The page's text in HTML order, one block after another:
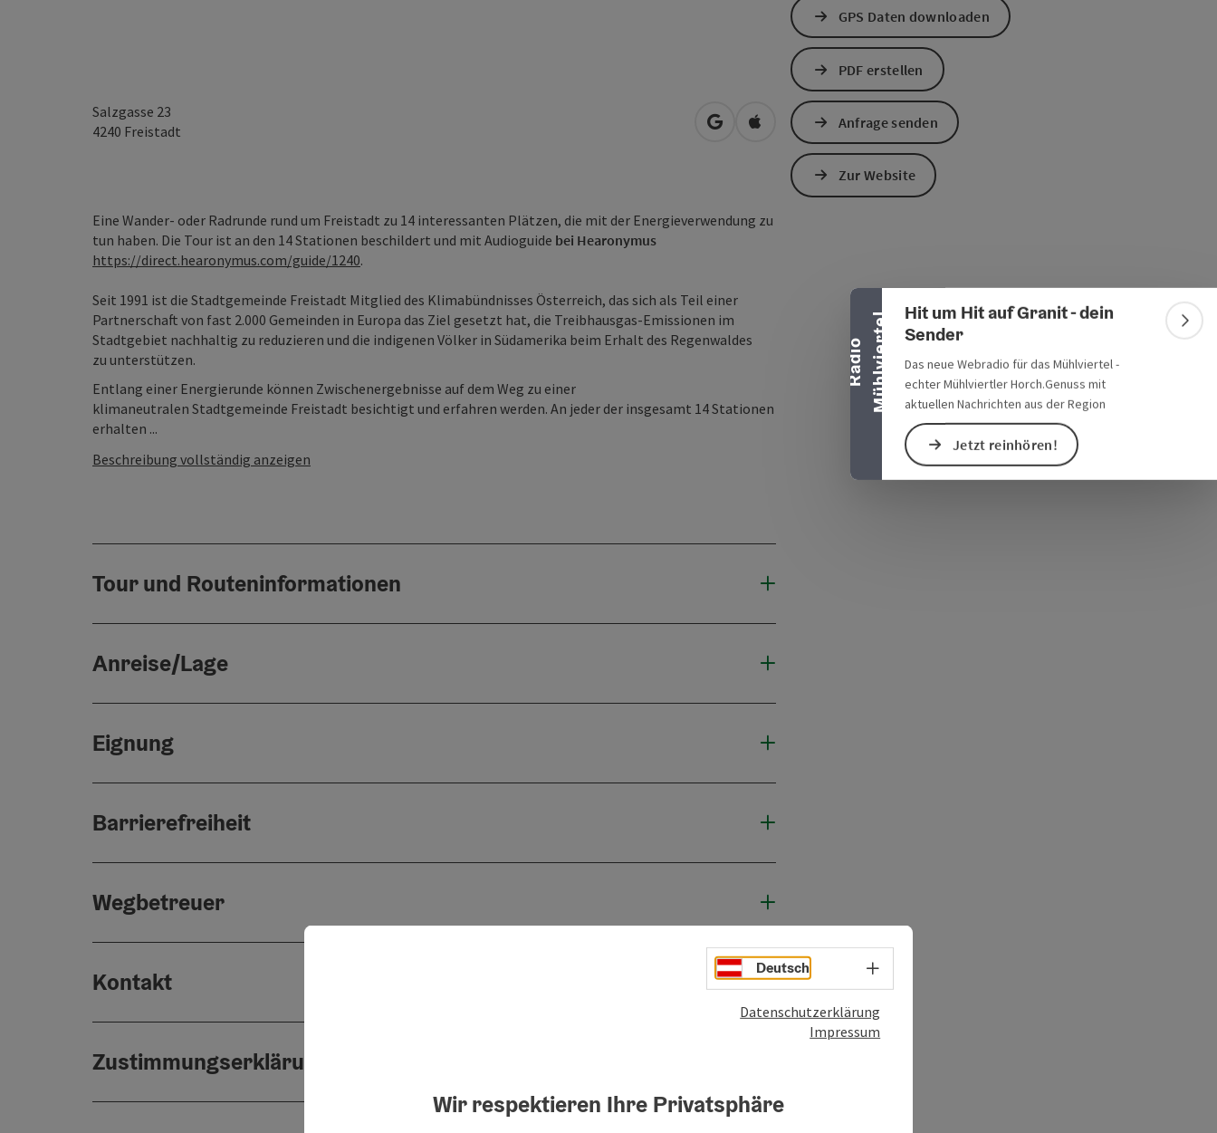
R
a
d
i
o
M
ü
h
l
v
i
e
r
t
e l
Banner einklappen
Hit um Hit auf Granit - dein
Sender
Das neue Webradio für das Mühlviertel -
echter Mühlviertler Horch.Genuss mit
aktuellen Nachrichten aus der Region
Jetzt reinhören!
Salzgasse 23
4240 Freistadt in Google Maps öffnen
in Apple Maps öffnen
Eine Wander- oder Radrunde rund um Freistadt zu 14 interessanten Plätzen, die mit der Energieverwendung zu
tun haben. Die Tour ist an den 14 Stationen beschildert und mit Audioguide bei Hearonymus
https://direct.hearonymus.com/guide/1240.
Seit 1991 ist die Stadtgemeinde Freistadt Mitglied des Klimabündnisses Österreich, das sich als Teil einer
Partnerschaft von fast 2.000 Gemeinden in Europa das Ziel gesetzt hat, die Treibhausgas-Emissionen im
Stadtgebiet nachhaltig zu reduzieren und die indigenen Völker in Südamerika beim Erhalt des Regenwaldes
zu unterstützen.
Entlang einer Energierunde können Zwischenergebnisse auf dem Weg zu einer
klimaneutralen Stadtgemeinde Freistadt besichtigt und erfahren werden. An jeder der insgesamt 14 Stationen
erhalten ...
Beschreibung vollständig anzeigen
Tour und Routeninformationen
Anreise/Lage
Eignung
Barrierefreiheit
Wegbetreuer
Kontakt
Zustimmungserklärung
GPS Daten downloaden
PDF erstellen
Anfrage senden
Zur Website
Deutsch Sprachwahl - Menü öffnen
Datenschutzerklärung
Impressum
Wir respektieren Ihre Privatsphäre